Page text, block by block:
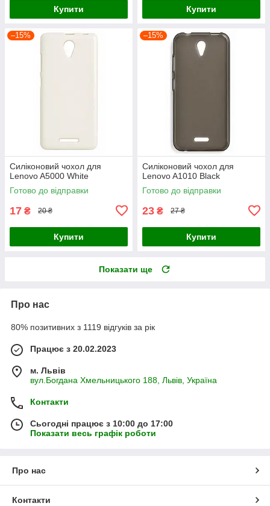
Купити Купити
–15%
Силіконовий чохол для
Lenovo A5000 White
Готово до відправки
17 ₴ 20 ₴
Купити
–15%
Силіконовий чохол для
Lenovo A1010 Black
Готово до відправки
23 ₴ 27 ₴
Купити
Показати ще
Про нас
80% позитивних з 1119 відгуків за рік
Працює з 20.02.2023
м. Львів
вул.Богдана Хмельницького 188, Львів, Україна
Контакти
Сьогодні працює з 10:00 до 17:00
Показати весь графік роботи
Про нас
Контакти